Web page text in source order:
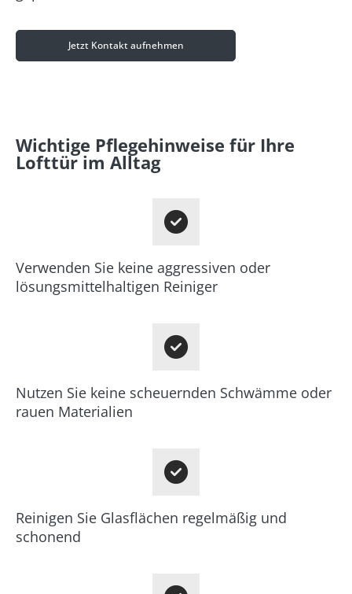
Jetzt Kontakt aufnehmen
Wichtige Pflegehinweise für Ihre
Lofttür im Alltag
Verwenden Sie keine aggressiven oder
lösungsmittelhaltigen Reiniger
Nutzen Sie keine scheuernden Schwämme oder
rauen Materialien
Reinigen Sie Glasflächen regelmäßig und
schonend